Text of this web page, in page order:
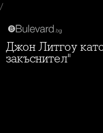
/
Джон Литгоу като Роджър Ейлс в "Бомба със
закъснител"